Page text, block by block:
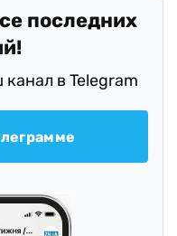
последних
в Telegram